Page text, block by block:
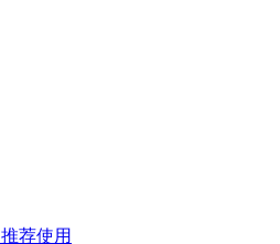
推荐使用